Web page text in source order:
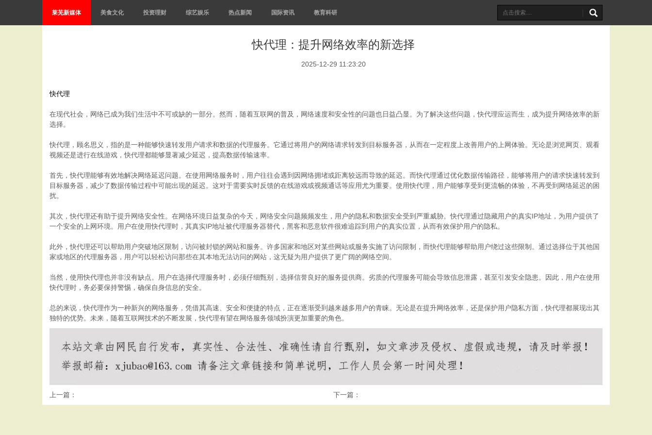
莱芜新媒体 美食文化 投资理财 综艺娱乐 热点新闻 国际资讯 教育科研
快代理：提升网络效率的新选择
2025-12-29 11:23:20
快代理
在现代社会，网络已成为我们生活中不可或缺的一部分。然而，随着互联网的普及，网络速度和安全性的问题也日益凸显。为了解决这些问题，快代理应运而生，成为提升网络效率的新
选择。
快代理，顾名思义，指的是一种能够快速转发用户请求和数据的代理服务。它通过将用户的网络请求转发到目标服务器，从而在一定程度上改善用户的上网体验。无论是浏览网页、观看
视频还是进行在线游戏，快代理都能够显著减少延迟，提高数据传输速率。
首先，快代理能够有效地解决网络延迟问题。在使用网络服务时，用户往往会遇到因网络拥堵或距离较远而导致的延迟。而快代理通过优化数据传输路径，能够将用户的请求快速转发到
目标服务器，减少了数据传输过程中可能出现的延迟。这对于需要实时反馈的在线游戏或视频通话等应用尤为重要。使用快代理，用户能够享受到更流畅的体验，不再受到网络延迟的困
扰。
其次，快代理还有助于提升网络安全性。在网络环境日益复杂的今天，网络安全问题频频发生，用户的隐私和数据安全受到严重威胁。快代理通过隐藏用户的真实IP地址，为用户提供了
一个安全的上网环境。用户在使用快代理时，其真实IP地址被代理服务器替代，黑客和恶意软件很难追踪到用户的真实位置，从而有效保护用户的隐私。
此外，快代理还可以帮助用户突破地区限制，访问被封锁的网站和服务。许多国家和地区对某些网站或服务实施了访问限制，而快代理能够帮助用户绕过这些限制。通过选择位于其他国
家或地区的代理服务器，用户可以轻松访问那些在其本地无法访问的网站，这无疑为用户提供了更广阔的网络空间。
当然，使用快代理也并非没有缺点。用户在选择代理服务时，必须仔细甄别，选择信誉良好的服务提供商。劣质的代理服务可能会导致信息泄露，甚至引发安全隐患。因此，用户在使用
快代理时，务必要保持警惕，确保自身信息的安全。
总的来说，快代理作为一种新兴的网络服务，凭借其高速、安全和便捷的特点，正在逐渐受到越来越多用户的青睐。无论是在提升网络效率，还是保护用户隐私方面，快代理都展现出其
独特的优势。未来，随着互联网技术的不断发展，快代理有望在网络服务领域扮演更加重要的角色。
上一篇： 下一篇：